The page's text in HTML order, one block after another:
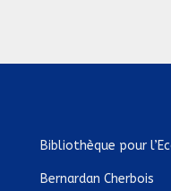
Bibliothèque pour
Bernardan Cherbois